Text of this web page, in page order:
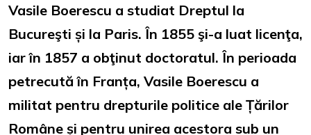
Vasile Boerescu a studiat Dreptul la
Bucureşti și la Paris. În 1855 şi-a luat licenţa,
iar în 1857 a obţinut doctoratul. În perioada
petrecută în Franța, Vasile Boerescu a
militat pentru drepturile politice ale Țărilor
Române și pentru unirea acestora sub un